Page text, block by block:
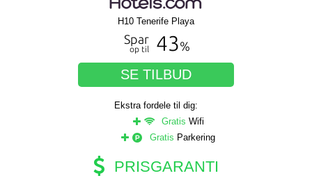
H10 Tenerife Playa
Spar
op til 43%
SE TILBUD
Ekstra fordele til dig:
Gratis Wifi
Gratis Parkering
PRISGARANTI